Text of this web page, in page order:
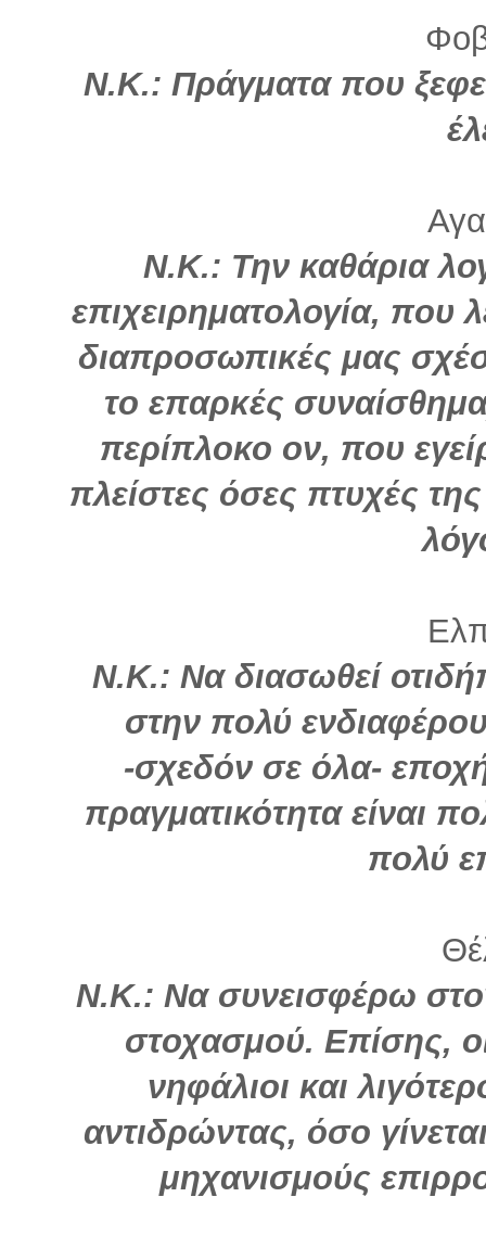
Ν.Κ.: Πράγματα που
Ν.Κ.: Την καθάρια
επιχειρηματολογία, που
διαπροσωπικές μας
το επαρκές
περίπλοκο ον, που
πλείστες όσες πτυχές
Ν.Κ.: Να διασωθεί
στην πολύ
-σχεδόν σε όλα-
πραγματικότητα είναι
πολύ
Ν.Κ.: Να συνεισφέρω
στοχασμού. Επίσης,
νηφάλιοι και
αντιδρώντας, όσο
μηχανισμούς